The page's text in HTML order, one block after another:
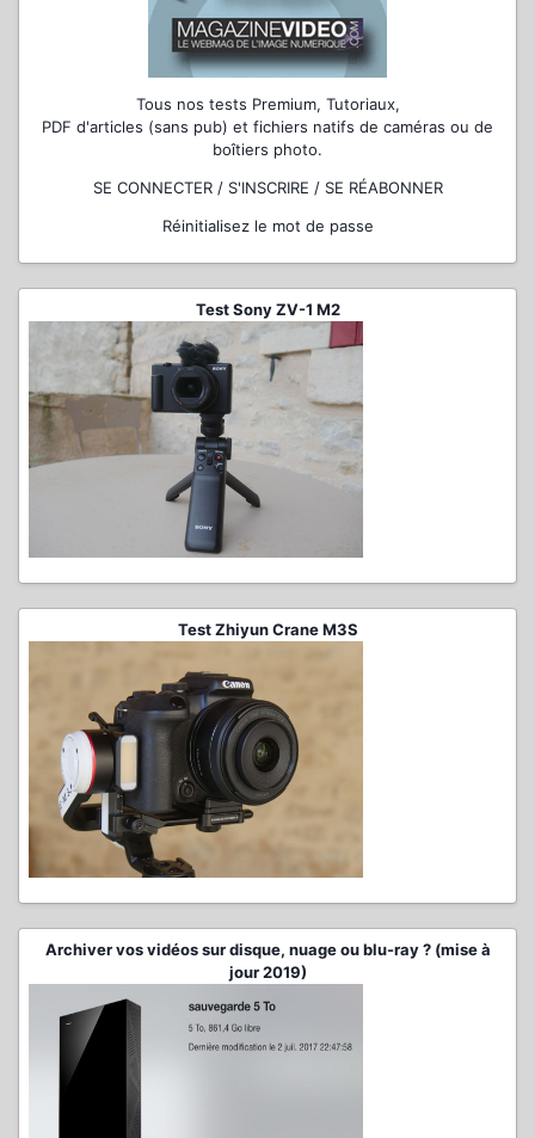
Tous nos tests Premium, Tutoriaux,
PDF d'articles (sans pub) et fichiers natifs de caméras ou de
boîtiers photo.
SE CONNECTER / S'INSCRIRE / SE RÉABONNER
Réinitialisez le mot de passe
Test Sony ZV-1 M2
Test Zhiyun Crane M3S
Archiver vos vidéos sur disque, nuage ou blu-ray ? (mise à
jour 2019)